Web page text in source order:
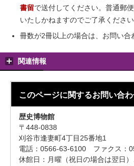
書留で送付してください。普通郵
いたしかねますのでご了承ください
冊数が2冊以上の場合は、お問い合
関連情報
このページに関するお問い合
歴史博物館
〒448-0838
刈谷市逢妻町4丁目25番地1
電話：0566-63-6100 ファクス：
休館日：月曜（祝日の場合は翌日